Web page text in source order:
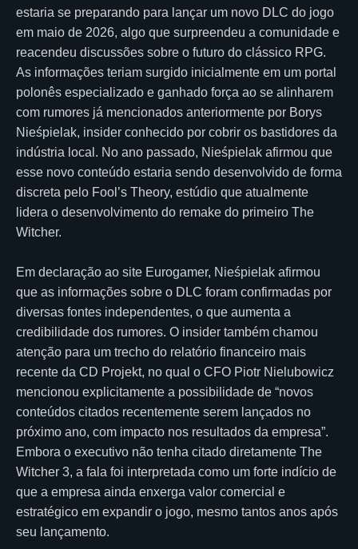
estaria se preparando para lançar um novo DLC do jogo
em maio de 2026, algo que surpreendeu a comunidade e
reacendeu discussões sobre o futuro do clássico RPG.
As informações teriam surgido inicialmente em um portal
polonês especializado e ganhado força ao se alinharem
com rumores já mencionados anteriormente por Borys
Nieśpielak, insider conhecido por cobrir os bastidores da
indústria local. No ano passado, Nieśpielak afirmou que
esse novo conteúdo estaria sendo desenvolvido de forma
discreta pelo Fool’s Theory, estúdio que atualmente
lidera o desenvolvimento do remake do primeiro The
Witcher.
Em declaração ao site Eurogamer, Nieśpielak afirmou
que as informações sobre o DLC foram confirmadas por
diversas fontes independentes, o que aumenta a
credibilidade dos rumores. O insider também chamou
atenção para um trecho do relatório financeiro mais
recente da CD Projekt, no qual o CFO Piotr Nielubowicz
mencionou explicitamente a possibilidade de “novos
conteúdos citados recentemente serem lançados no
próximo ano, com impacto nos resultados da empresa”.
Embora o executivo não tenha citado diretamente The
Witcher 3, a fala foi interpretada como um forte indício de
que a empresa ainda enxerga valor comercial e
estratégico em expandir o jogo, mesmo tantos anos após
seu lançamento.